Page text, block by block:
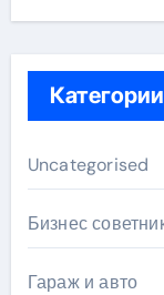
Категории
Uncategorised
Бизнес
Гараж и авто